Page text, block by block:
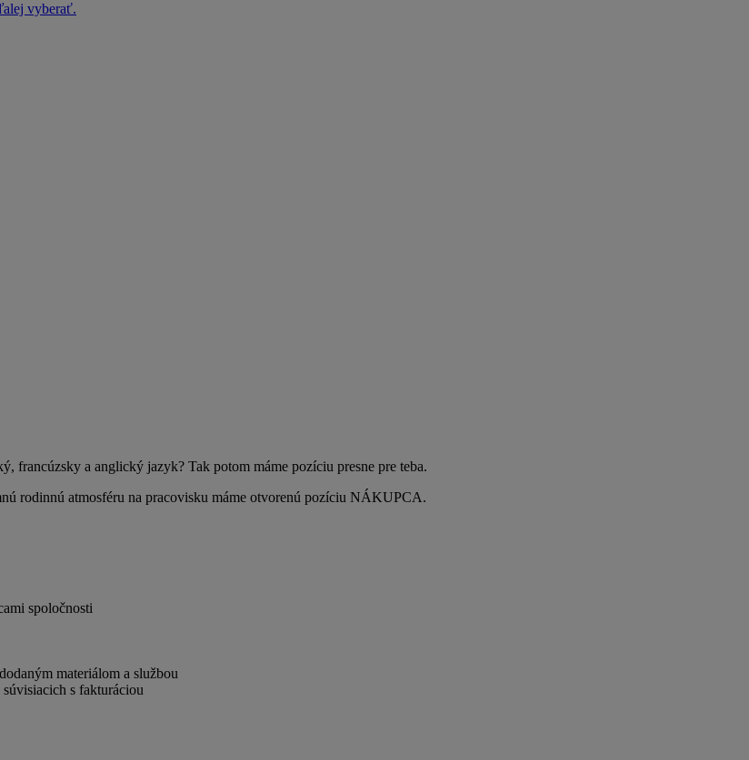
vyberať.
francúzsky a anglický jazyk? Tak potom máme pozíciu presne pre teba.
rodinnú atmosféru na pracovisku máme otvorenú pozíciu NÁKUPCA.
spoločnosti
materiálom a službou
s fakturáciou